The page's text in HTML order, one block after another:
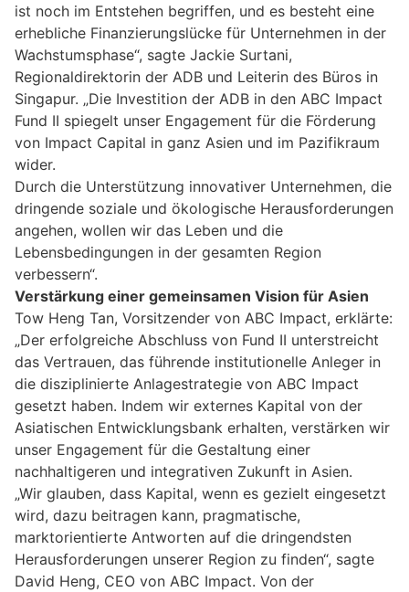
ist noch im Entstehen begriffen, und es besteht eine
erhebliche Finanzierungslücke für Unternehmen in der
Wachstumsphase“, sagte Jackie Surtani,
Regionaldirektorin der ADB und Leiterin des Büros in
Singapur. „Die Investition der ADB in den ABC Impact
Fund II spiegelt unser Engagement für die Förderung
von Impact Capital in ganz Asien und im Pazifikraum
wider.
Durch die Unterstützung innovativer Unternehmen, die
dringende soziale und ökologische Herausforderungen
angehen, wollen wir das Leben und die
Lebensbedingungen in der gesamten Region
verbessern“.
Verstärkung einer gemeinsamen Vision für Asien
Tow Heng Tan, Vorsitzender von ABC Impact, erklärte:
„Der erfolgreiche Abschluss von Fund II unterstreicht
das Vertrauen, das führende institutionelle Anleger in
die disziplinierte Anlagestrategie von ABC Impact
gesetzt haben. Indem wir externes Kapital von der
Asiatischen Entwicklungsbank erhalten, verstärken wir
unser Engagement für die Gestaltung einer
nachhaltigeren und integrativen Zukunft in Asien.
„Wir glauben, dass Kapital, wenn es gezielt eingesetzt
wird, dazu beitragen kann, pragmatische,
marktorientierte Antworten auf die dringendsten
Herausforderungen unserer Region zu finden“, sagte
David Heng, CEO von ABC Impact. Von der